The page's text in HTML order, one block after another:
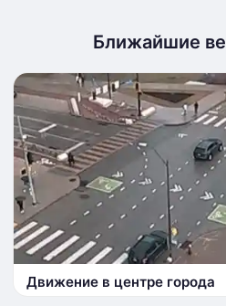
Ближайшие
Движение в центре города